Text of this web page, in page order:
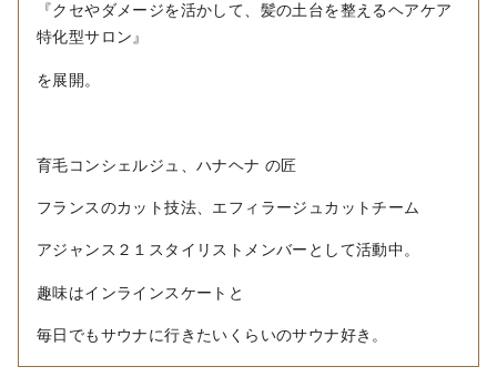
『クセやダメージを活かして、髪の土台を整えるヘアケア
特化型サロン』
を展開。
育毛コンシェルジュ、ハナヘナ の匠
フランスのカット技法、エフィラージュカットチーム
アジャンス２１スタイリストメンバーとして活動中。
趣味はインラインスケートと
毎日でもサウナに行きたいくらいのサウナ好き。